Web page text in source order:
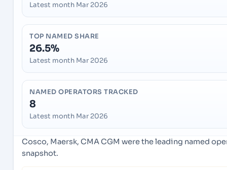
Latest month Mar 2026
TOP NAMED SHARE
26.5%
Latest month Mar 2026
NAMED OPERATORS TRACKED
8
Latest month Mar 2026
Cosco, Maersk, CMA CGM were the leading named
snapshot.